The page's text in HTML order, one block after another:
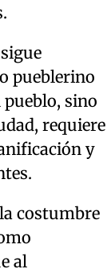
pueblerino
pueblo, sino
requiere
y
costumbre
al